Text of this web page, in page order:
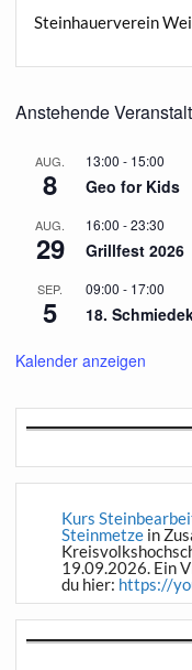
Steinhauerverein
Anstehende
AUG.
8
13:00 - 15:00
Geo for Kids
AUG.
29
16:00 -23:30
Grillfest 2026
SEP.
5
09:00 - 17:00
18.
Kalender anzeigen
Kurs
Steinmetzein
19.09.2026. Ein
du hier: https://